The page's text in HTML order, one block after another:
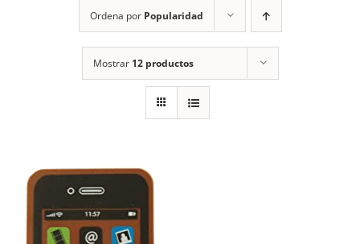
Ordena por Popularidad
Mostrar 12 productos